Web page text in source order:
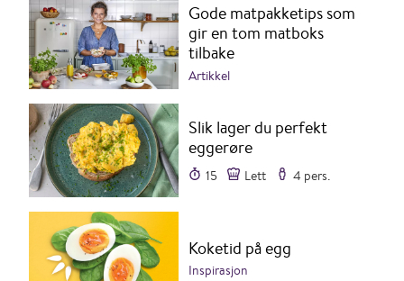
Gode matpakketips som
gir en tom matboks
tilbake
Artikkel
Slik lager du perfekt
eggerøre
15 Lett 4 pers.
Koketid på egg
Inspirasjon